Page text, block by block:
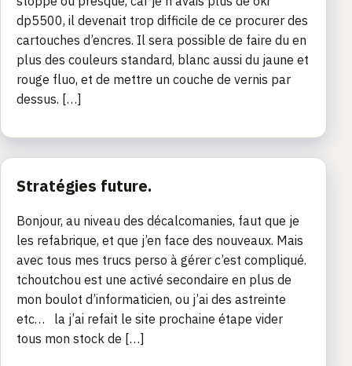
dp5500, il devenait trop difficile de ce procurer des
cartouches d’encres. Il sera possible de faire du en
plus des couleurs standard, blanc aussi du jaune et
rouge fluo, et de mettre un couche de vernis par
dessus. […]
Stratégies future.
Bonjour, au niveau des décalcomanies, faut que je
les refabrique, et que j’en face des nouveaux. Mais
avec tous mes trucs perso à gérer c’est compliqué.
tchoutchou est une activé secondaire en plus de
mon boulot d’informaticien, ou j’ai des astreinte
etc… la j’ai refait le site prochaine étape vider
tous mon stock de […]